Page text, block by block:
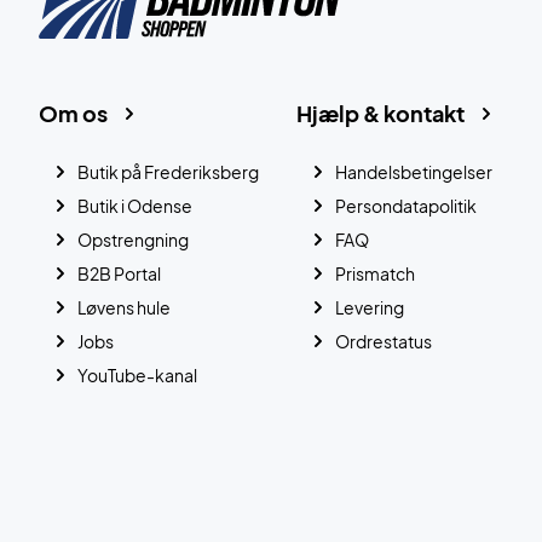
Hjælp & kontakt
Handelsbetingelser
Persondatapolitik
FAQ
Prismatch
Levering
Ordrestatus
Om os
Butik på Frederiksberg
Butik i Odense
Opstrengning
B2B Portal
Løvens hule
Jobs
YouTube-kanal